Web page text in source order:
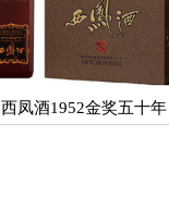
西凤酒1952金奖五十年